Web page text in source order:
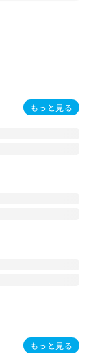
もっと見る
もっと見る